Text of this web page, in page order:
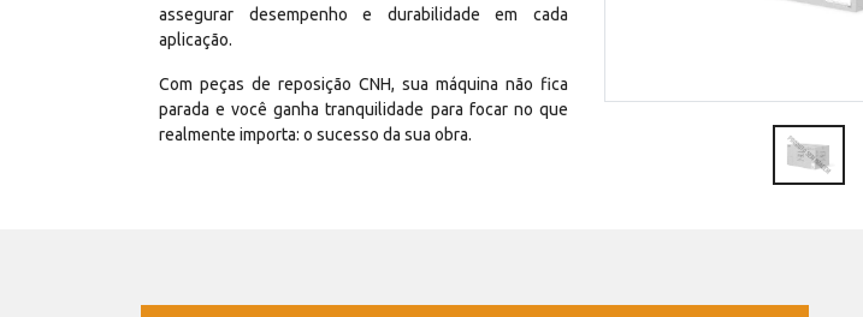
assegurar desempenho e durabilidade em cada
aplicação.
Com peças de reposição CNH, sua máquina não fica
parada e você ganha tranquilidade para focar no que
realmente importa: o sucesso da sua obra.